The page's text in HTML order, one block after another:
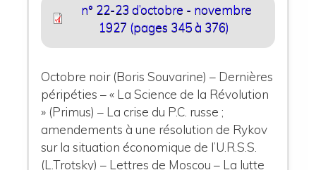
n° 22-23 d’octobre - novembre
1927 (pages 345 à 376)
Octobre noir (Boris Souvarine) – Dernières
péripéties – « La Science de la Révolution
» (Primus) – La crise du P.C. russe ;
amendements à une résolution de Rykov
sur la situation économique de l’U.R.S.S.
(L.Trotsky) – Lettres de Moscou – La lutte